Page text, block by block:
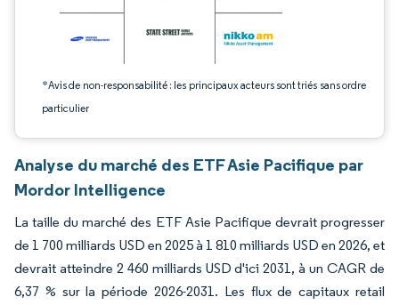
*Avis de non-responsabilité : les principaux acteurs sont triés sans ordre
particulier
Analyse du marché des ETF Asie Pacifique par
Mordor Intelligence
La taille du marché des ETF Asie Pacifique devrait progresser
de 1 700 milliards USD en 2025 à 1 810 milliards USD en 2026, et
devrait atteindre 2 460 milliards USD d'ici 2031, à un CAGR de
6,37 % sur la période 2026-2031. Les flux de capitaux retail